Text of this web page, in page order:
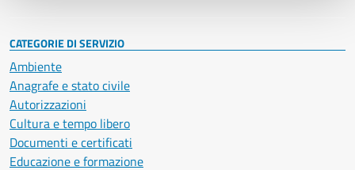
CATEGORIE DI SERVIZIO
Ambiente
Anagrafe e stato civile
Autorizzazioni
Cultura e tempo libero
Documenti e certificati
Educazione e formazione